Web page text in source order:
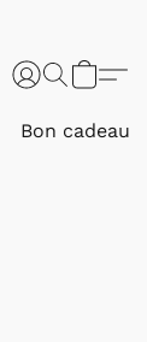
Bon cadeau